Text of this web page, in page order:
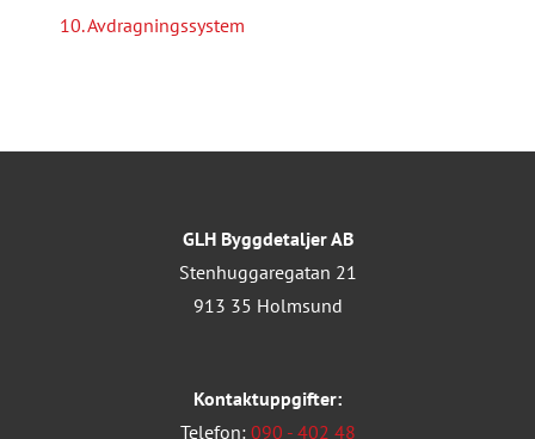
10. Avdragningssystem
GLH Byggdetaljer AB
Stenhuggaregatan 21
913 35 Holmsund
Kontaktuppgifter:
Telefon: 090 - 402 48